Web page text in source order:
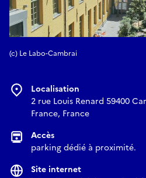
(c) Le Labo-Cambrai
Localisation
2 rue Louis Renard 59400
France, France
Accès
parking dédié à proximité.
Site internet